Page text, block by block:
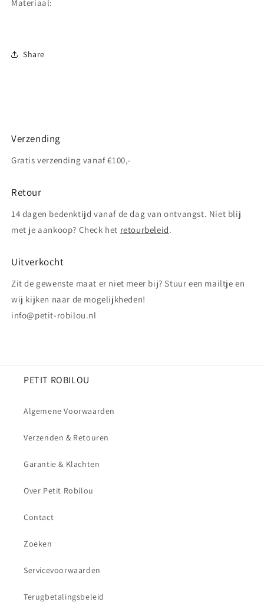
Materiaal:
Share
Verzending
Gratis verzending vanaf €100,-
Retour
14 dagen bedenktijd vanaf de dag van ontvangst. Niet blij
met je aankoop? Check het retourbeleid.
Uitverkocht
Zit de gewenste maat er niet meer bij? Stuur een mailtje en
wij kijken naar de mogelijkheden!
info@petit-robilou.nl
PETIT ROBILOU
Algemene Voorwaarden
Verzenden & Retouren
Garantie & Klachten
Over Petit Robilou
Contact
Zoeken
Servicevoorwaarden
Terugbetalingsbeleid